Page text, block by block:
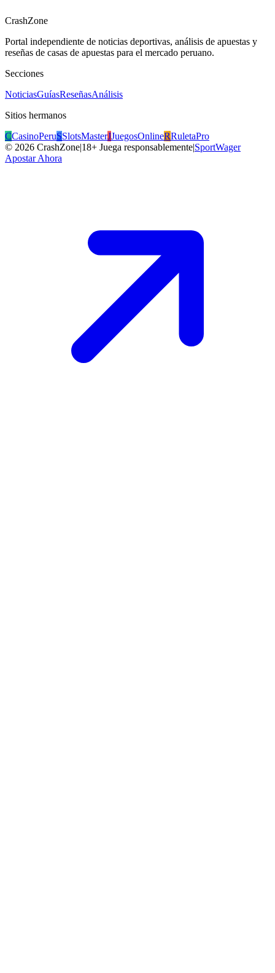
CrashZone
Portal independiente de noticias deportivas, análisis de apuestas y
reseñas de casas de apuestas para el mercado peruano.
Secciones
NoticiasGuíasReseñasAnálisis
Sitios hermanos
CCasinoPeruSSlotsMasterJJuegosOnlineRRuletaPro
© 2026 CrashZone|18+ Juega responsablemente|SportWager
Apostar Ahora